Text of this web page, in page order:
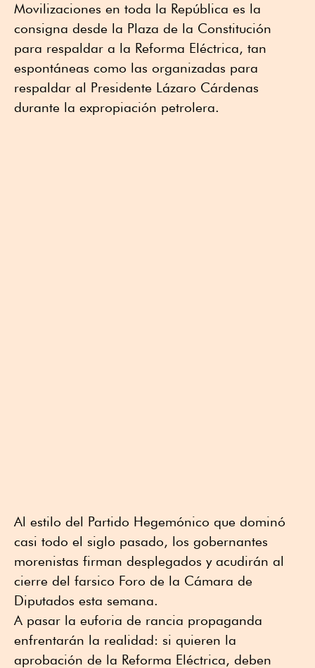
Movilizaciones en toda la República es la
consigna desde la Plaza de la Constitución
para respaldar a la Reforma Eléctrica, tan
espontáneas como las organizadas para
respaldar al Presidente Lázaro Cárdenas
durante la expropiación petrolera.
Al estilo del Partido Hegemónico que dominó
casi todo el siglo pasado, los gobernantes
morenistas firman desplegados y acudirán al
cierre del farsico Foro de la Cámara de
Diputados esta semana.
A pasar la euforia de rancia propaganda
enfrentarán la realidad: si quieren la
aprobación de la Reforma Eléctrica, deben